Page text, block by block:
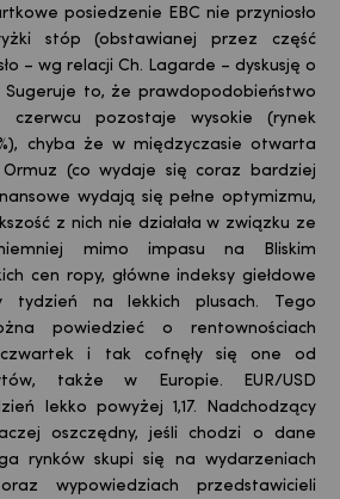
posiedzenie EBC nie przyniosło
stóp (obstawianej przez część
– wg relacji Ch. Lagarde – dyskusję o
Sugeruje to, że prawdopodobieństwo
pozostaje wysokie (rynek
chyba że w międzyczasie otwarta
Ormuz (co wydaje się coraz bardziej
wydają się pełne optymizmu,
z nich nie działała w związku ze
mimo impasu na Bliskim
cen ropy, główne indeksy giełdowe
tydzień na lekkich plusach. Tego
powiedzieć o rentownościach
i tak cofnęły się one od
także w Europie. EUR/USD
lekko powyżej 1,17. Nadchodzący
oszczędny, jeśli chodzi o dane
rynków skupi się na wydarzeniach
wypowiedziach przedstawicieli